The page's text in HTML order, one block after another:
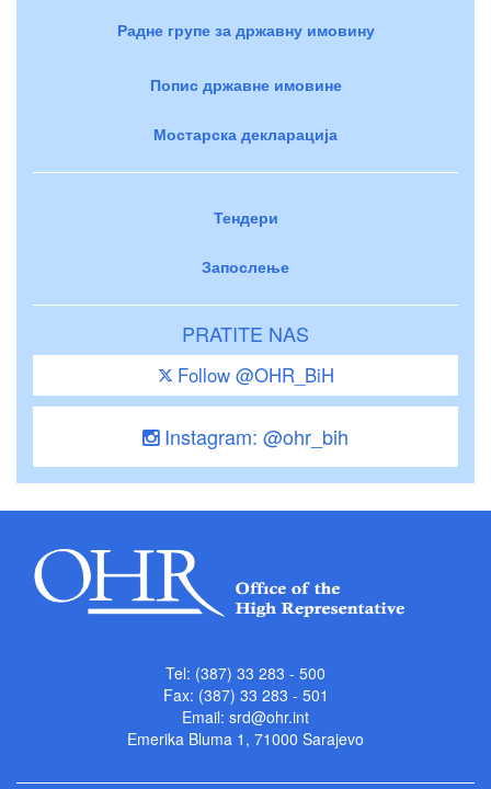
Радне групе за државну имовину
Попис државне имовине
Мостарска декларација
Тендери
Запослење
PRATITE NAS
Follow @OHR_BiH
Instagram: @ohr_bih
Tel: (387) 33 283 - 500
Fax: (387) 33 283 - 501
Email: srd@ohr.int
Emerika Bluma 1, 71000 Sarajevo